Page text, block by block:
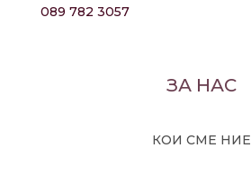
089 782 3057
ЗА НАС
КОИ СМЕ НИЕ